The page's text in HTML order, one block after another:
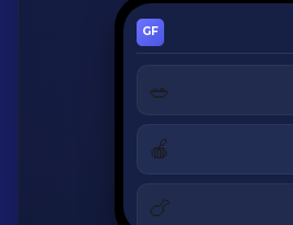
🥗
🍎
🍗